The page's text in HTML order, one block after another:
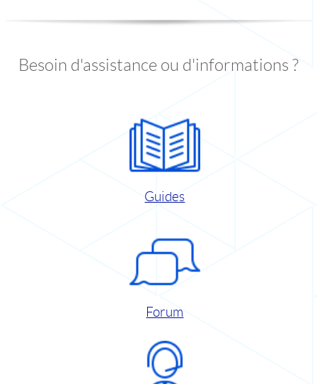
Besoin d'assistance ou d'informations ?
Guides
Forum